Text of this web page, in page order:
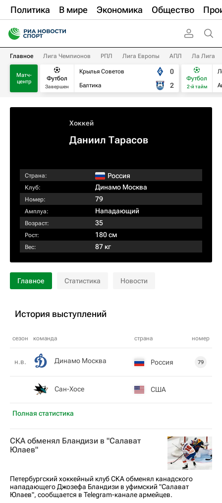
Политика В мире Экономика Общество
Главное Лига Чемпионов РПЛ Лига Европы АПЛ Ла Лига
Матч-
центр
Футбол
Завершен
Крылья Советов
Балтика
0
2
Футбол
2-й тайм
Хоккей
Даниил Тарасов
Страна: Россия
Клуб: Динамо Москва
Номер: 79
Амплуа: Нападающий
Возраст: 35
Рост: 180 см
Вес: 87 кг
Главное Статистика Новости
История выступлений
сезон команда страна номер
Полная статистика
н.в. Динамо Москва Россия 79
Сан-Хосе США
СКА обменял Бландизи в "Салават
Юлаев"
Петербургский хоккейный клуб СКА обменял канадского
нападающего Джозефа Бландизи в уфимский "Салават
Юлаев", сообщается в Telegram-канале армейцев.